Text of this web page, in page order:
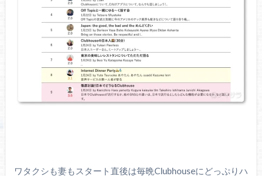
ワタクシも妻もスタート直後は毎晩Clubhouseにどっぷりハ